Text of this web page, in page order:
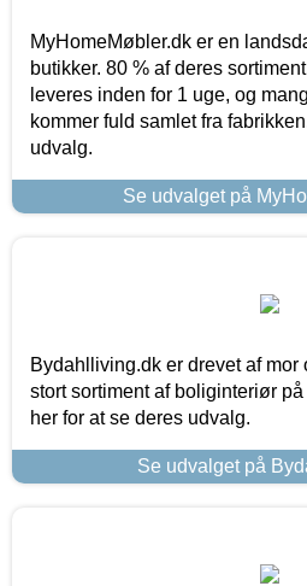
MyHomeMøbler.dk er en
butikker. 80 % af deres
leveres inden for 1 uge, og
kommer fuld samlet fra
udvalg.
Se udvalget på
Bydahlliving.dk er drevet af mor
stort sortiment af boliginteriør
her for at se deres udvalg.
Se udvalget på